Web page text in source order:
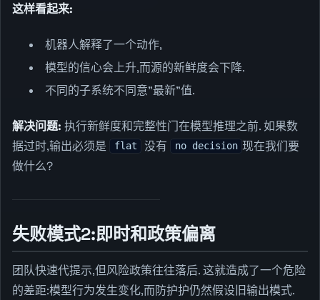
这样看起来:
机器人解释了一个动作,
模型的信心会上升,而源的新鲜度会下降.
不同的子系统不同意"最新"值.
解决问题: 执行新鲜度和完整性门在模型推理之前. 如果数
据过时,输出必须是
flat 没有 no decision 现在我们要
做什么?
失败模式2:即时和政策偏离
团队快速代提示,但风险政策往往落后. 这就造成了一个危险
的差距:模型行为发生变化,而防护护仍然假设旧输出模式.